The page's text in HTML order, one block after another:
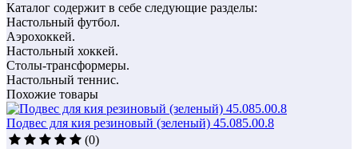
Каталог содержит в себе следующие разделы:
Настольный футбол.
Аэрохоккей.
Настольный хоккей.
Столы-трансформеры.
Настольный теннис.
Похожие товары
Подвес для кия резиновый (зеленый) 45.085.00.8
(0)